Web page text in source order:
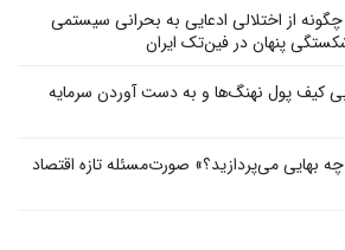
از اختلالی ادعایی به بحرانی سیستمی
پنهان در فین‌تک ایران
کیف پول‌ نهنگ‌ها و به دست آوردن سرمایه
چه بهایی می‌پردازید؟» صورت‌مسئله تازه اقتصاد